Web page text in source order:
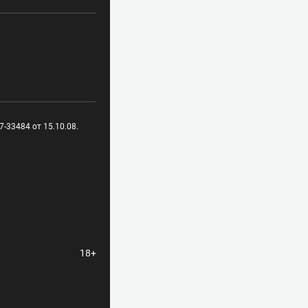
33484 от 15.10.08.
18+